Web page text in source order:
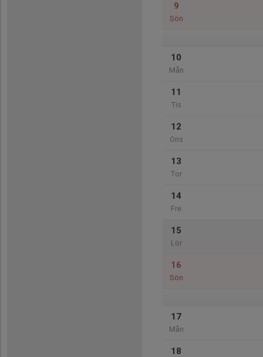
9
Sön
10
Mån
11
Tis
12
Ons
13
Tor
14
Fre
15
Lör
16
Sön
17
Mån
18